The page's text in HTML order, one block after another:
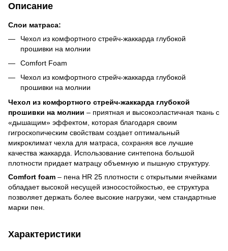
Описание
Слои матраса:
Чехол из комфортного стрейч-жаккарда глубокой
прошивки на молнии
Comfort Foam
Чехол из комфортного стрейч-жаккарда глубокой
прошивки на молнии
Чехол из комфортного стрейч-жаккарда глубокой
прошивки на молнии – приятная и высокоэластичная ткань с
«дышащим» эффектом, которая благодаря своим
гигроскопическим свойствам создает оптимальный
микроклимат чехла для матраса, сохраняя все лучшие
качества жаккарда. Использование синтепона большой
плотности придает матрацу объемную и пышную структуру.
Comfort foam – пена HR 25 плотности с открытыми ячейками
обладает высокой несущей износостойкостью, ее структура
позволяет держать более высокие нагрузки, чем стандартные
марки пен.
Характеристики